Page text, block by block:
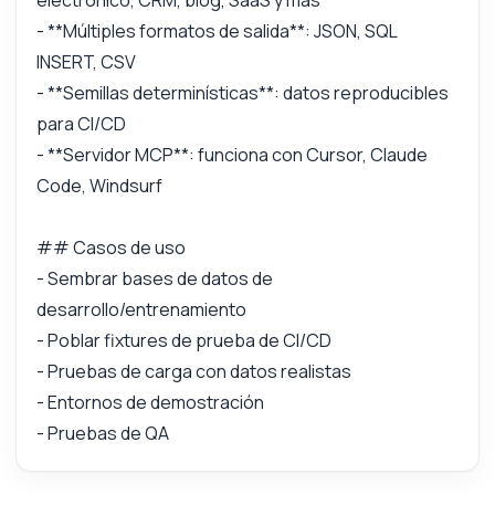
- **Múltiples formatos de salida**: JSON, SQL
INSERT, CSV
- **Semillas determinísticas**: datos reproducibles
para CI/CD
- **Servidor MCP**: funciona con Cursor, Claude
Code, Windsurf
## Casos de uso
- Sembrar bases de datos de
desarrollo/entrenamiento
- Poblar fixtures de prueba de CI/CD
- Pruebas de carga con datos realistas
- Entornos de demostración
- Pruebas de QA